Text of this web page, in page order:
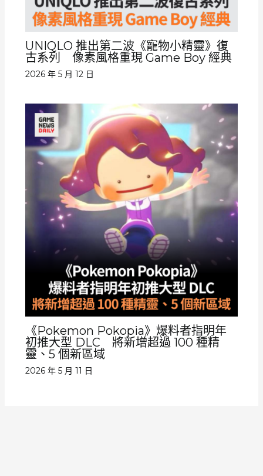
UNIQLO 推出第二波《寵物小精靈》復
古系列 像素風格重現 Game Boy 經典
2026 年 5 月 12 日
《Pokemon Pokopia》爆料者指明年
初推大型 DLC 將新增超過 100 種精
靈、5 個新區域
2026 年 5 月 11 日